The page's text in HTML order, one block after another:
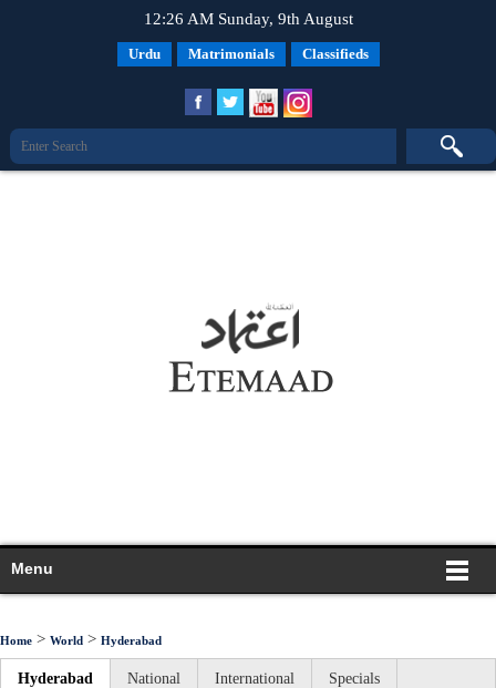
12:26 AM Sunday, 9th August
Urdu Matrimonials Classifieds
Menu
Home > World > Hyderabad
Hyderabad National International Specials